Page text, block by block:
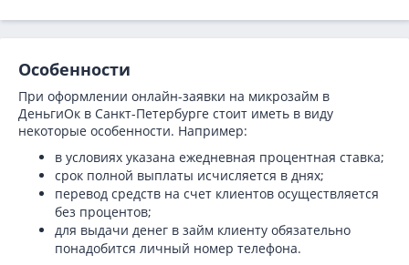
Особенности
При оформлении онлайн-заявки на микрозайм в
ДеньгиОк в Санкт-Петербурге стоит иметь в виду
некоторые особенности. Например:
в условиях указана ежедневная процентная ставка;
срок полной выплаты исчисляется в днях;
перевод средств на счет клиентов осуществляется
без процентов;
для выдачи денег в займ клиенту обязательно
понадобится личный номер телефона.